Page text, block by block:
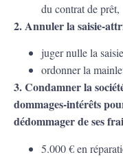
du contrat de prêt,
2. Annuler la saisie-
juger nulle la
ordonner la
3. Condamner la
dommages-intérêts
dédommager de ses
5.000 € en